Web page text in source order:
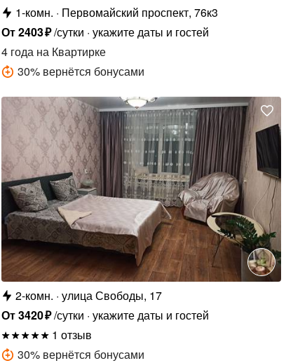
1-комн.
Первомайский проспект, 76к3
От2403₽/сутки укажите даты и гостей
4 года на Квартирке
30% вернётся бонусами
2-комн. улица Свободы, 17
От3420₽/сутки укажите даты и гостей
1 отзыв
30% вернётся бонусами